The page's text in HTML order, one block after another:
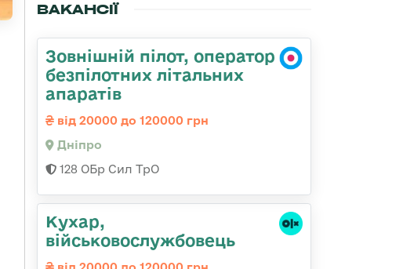
ВАКАНСІЇ
Зовнішній пілот, оператор
безпілотних літальних
апаратів
від 20000 до 120000 грн
Дніпро
128 ОБр Сил ТрО
Кухар,
військовослужбовець